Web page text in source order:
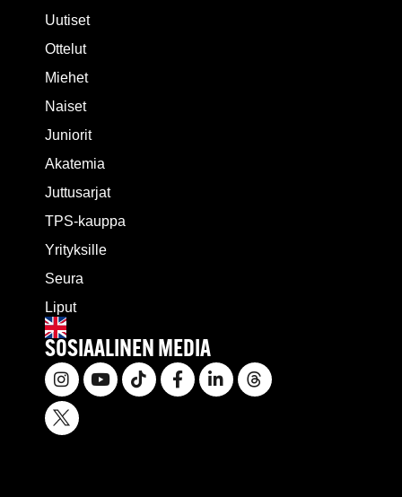
Uutiset
Ottelut
Miehet
Naiset
Juniorit
Akatemia
Juttusarjat
TPS-kauppa
Yrityksille
Seura
Liput
SOSIAALINEN MEDIA